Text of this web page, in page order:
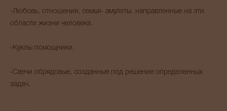
-Любовь, отношения, семья- амулеты, направленные на эти
области жизни человека.
-Куклы помощники.
-Свечи обрядовые, созданные под решение определенных
задач.